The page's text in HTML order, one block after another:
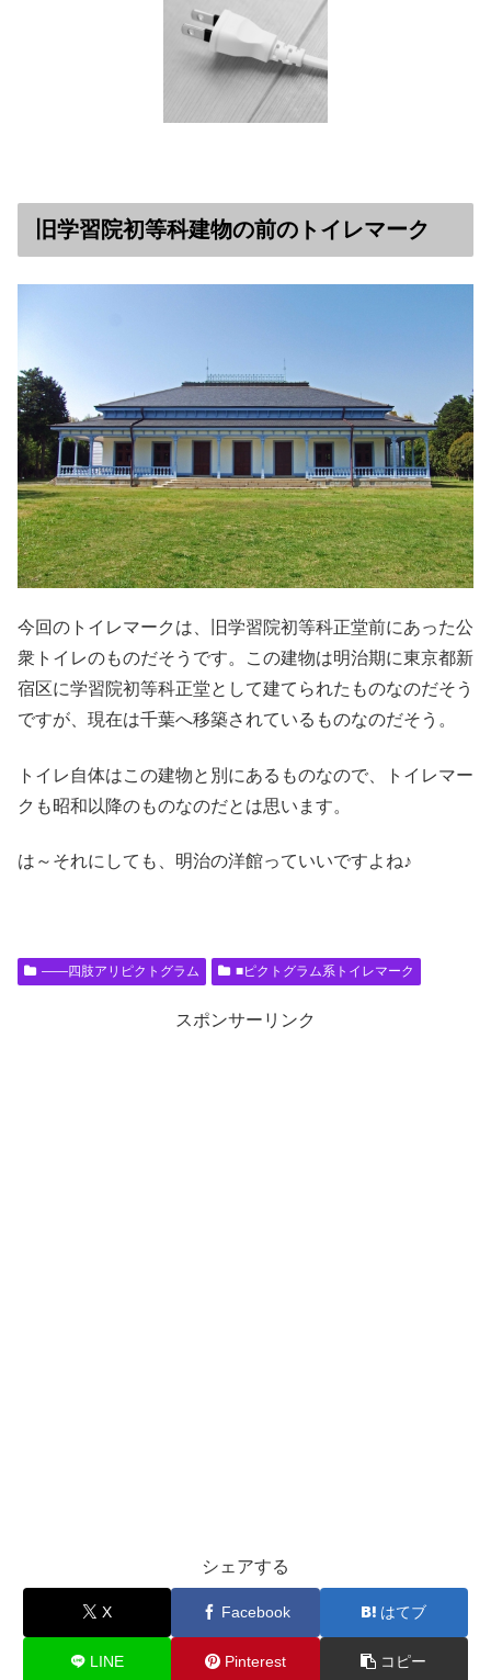
旧学習院初等科建物の前のトイレマーク
今回のトイレマークは、旧学習院初等科正堂前にあった公
衆トイレのものだそうです。この建物は明治期に東京都新
宿区に学習院初等科正堂として建てられたものなのだそう
ですが、現在は千葉へ移築されているものなのだそう。
トイレ自体はこの建物と別にあるものなので、トイレマー
クも昭和以降のものなのだとは思います。
は～それにしても、明治の洋館っていいですよね♪
――四肢アリピクトグラム ■ピクトグラム系トイレマーク
スポンサーリンク
シェアする
X Facebook はてブ
LINE Pinterest コピー